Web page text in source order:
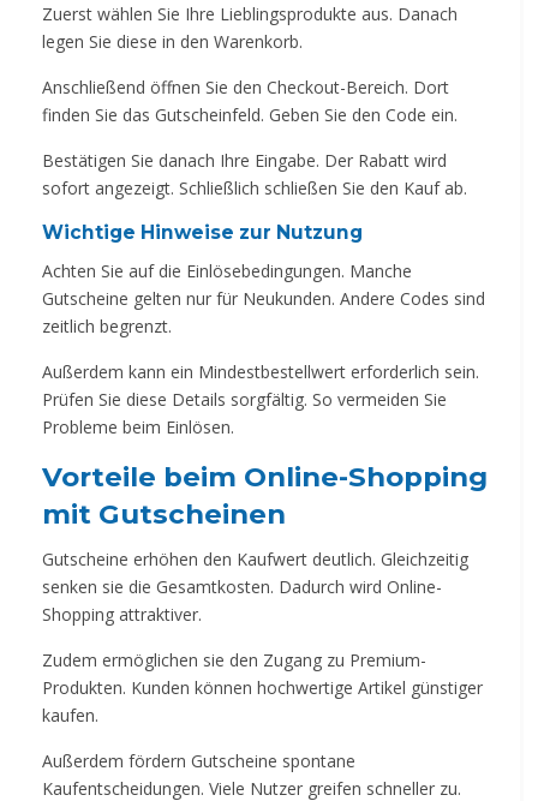
Zuerst wählen Sie Ihre Lieblingsprodukte aus. Danach
legen Sie diese in den Warenkorb.
Anschließend öffnen Sie den Checkout-Bereich. Dort
finden Sie das Gutscheinfeld. Geben Sie den Code ein.
Bestätigen Sie danach Ihre Eingabe. Der Rabatt wird
sofort angezeigt. Schließlich schließen Sie den Kauf ab.
Wichtige Hinweise zur Nutzung
Achten Sie auf die Einlösebedingungen. Manche
Gutscheine gelten nur für Neukunden. Andere Codes sind
zeitlich begrenzt.
Außerdem kann ein Mindestbestellwert erforderlich sein.
Prüfen Sie diese Details sorgfältig. So vermeiden Sie
Probleme beim Einlösen.
Vorteile beim Online-Shopping
mit Gutscheinen
Gutscheine erhöhen den Kaufwert deutlich. Gleichzeitig
senken sie die Gesamtkosten. Dadurch wird Online-
Shopping attraktiver.
Zudem ermöglichen sie den Zugang zu Premium-
Produkten. Kunden können hochwertige Artikel günstiger
kaufen.
Außerdem fördern Gutscheine spontane
Kaufentscheidungen. Viele Nutzer greifen schneller zu.